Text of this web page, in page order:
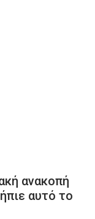
ανακοπή
αυτό το